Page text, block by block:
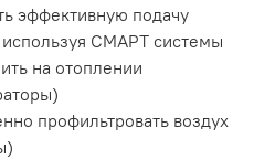
эффективную подачу
используя СМАРТ системы
на отоплении
профильтровать воздух